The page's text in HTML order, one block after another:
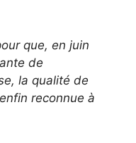
que, en juin
de
la qualité de
reconnue à